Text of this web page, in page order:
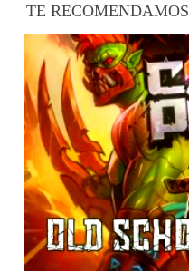
TE RECOMENDAMOS